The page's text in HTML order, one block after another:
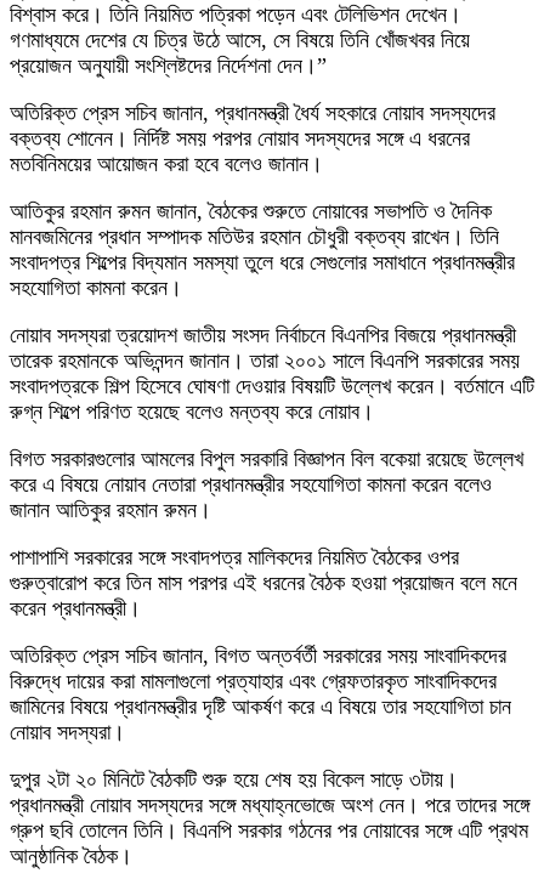
বিশ্বাস করে। তিনি নিয়মিত পত্রিকা পড়েন এবং টেলিভিশন দেখেন।
গণমাধ্যমে দেশের যে চিত্র উঠে আসে, সে বিষয়ে তিনি খোঁজখবর নিয়ে
প্রয়োজন অনুযায়ী সংশ্লিষ্টদের নির্দেশনা দেন।”
অতিরিক্ত প্রেস সচিব জানান, প্রধানমন্ত্রী ধৈর্য সহকারে নোয়াব সদস্যদের
বক্তব্য শোনেন। নির্দিষ্ট সময় পরপর নোয়াব সদস্যদের সঙ্গে এ ধরনের
মতবিনিময়ের আয়োজন করা হবে বলেও জানান।
আতিকুর রহমান রুমন জানান, বৈঠকের শুরুতে নোয়াবের সভাপতি ও দৈনিক
মানবজমিনের প্রধান সম্পাদক মতিউর রহমান চৌধুরী বক্তব্য রাখেন। তিনি
সংবাদপত্র শিল্পের বিদ্যমান সমস্যা তুলে ধরে সেগুলোর সমাধানে প্রধানমন্ত্রীর
সহযোগিতা কামনা করেন।
নোয়াব সদস্যরা ত্রয়োদশ জাতীয় সংসদ নির্বাচনে বিএনপির বিজয়ে প্রধানমন্ত্রী
তারেক রহমানকে অভিনন্দন জানান। তারা ২০০১ সালে বিএনপি সরকারের সময়
সংবাদপত্রকে শিল্প হিসেবে ঘোষণা দেওয়ার বিষয়টি উল্লেখ করেন। বর্তমানে এটি
রুগ্ন শিল্পে পরিণত হয়েছে বলেও মন্তব্য করে নোয়াব।
বিগত সরকারগুলোর আমলের বিপুল সরকারি বিজ্ঞাপন বিল বকেয়া রয়েছে উল্লেখ
করে এ বিষয়ে নোয়াব নেতারা প্রধানমন্ত্রীর সহযোগিতা কামনা করেন বলেও
জানান আতিকুর রহমান রুমন।
পাশাপাশি সরকারের সঙ্গে সংবাদপত্র মালিকদের নিয়মিত বৈঠকের ওপর
গুরুত্বারোপ করে তিন মাস পরপর এই ধরনের বৈঠক হওয়া প্রয়োজন বলে মনে
করেন প্রধানমন্ত্রী।
অতিরিক্ত প্রেস সচিব জানান, বিগত অন্তর্বর্তী সরকারের সময় সাংবাদিকদের
বিরুদ্ধে দায়ের করা মামলাগুলো প্রত্যাহার এবং গ্রেফতারকৃত সাংবাদিকদের
জামিনের বিষয়ে প্রধানমন্ত্রীর দৃষ্টি আকর্ষণ করে এ বিষয়ে তার সহযোগিতা চান
নোয়াব সদস্যরা।
দুপুর ২টা ২০ মিনিটে বৈঠকটি শুরু হয়ে শেষ হয় বিকেল সাড়ে ৩টায়।
প্রধানমন্ত্রী নোয়াব সদস্যদের সঙ্গে মধ্যাহ্নভোজে অংশ নেন। পরে তাদের সঙ্গে
গ্রুপ ছবি তোলেন তিনি। বিএনপি সরকার গঠনের পর নোয়াবের সঙ্গে এটি প্রথম
আনুষ্ঠানিক বৈঠক।